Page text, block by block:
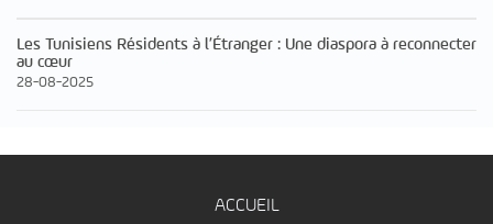
Les Tunisiens Résidents à l’Étranger : Une diaspora à reconnecter
au cœur
28-08-2025
ACCUEIL